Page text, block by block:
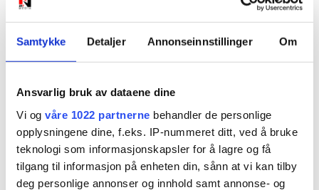
Samtykke Detaljer Annonseinnstillinger Om
Ansvarlig bruk av dataene dine
Vi og våre 1022 partnerne behandler de personlige
opplysningene dine, f.eks. IP-nummeret ditt, ved å bruke
teknologi som informasjonskapsler for å lagre og få
tilgang til informasjon på enheten din, sånn at vi kan tilby
deg personlige annonser og innhold samt annonse- og
Javell - se det